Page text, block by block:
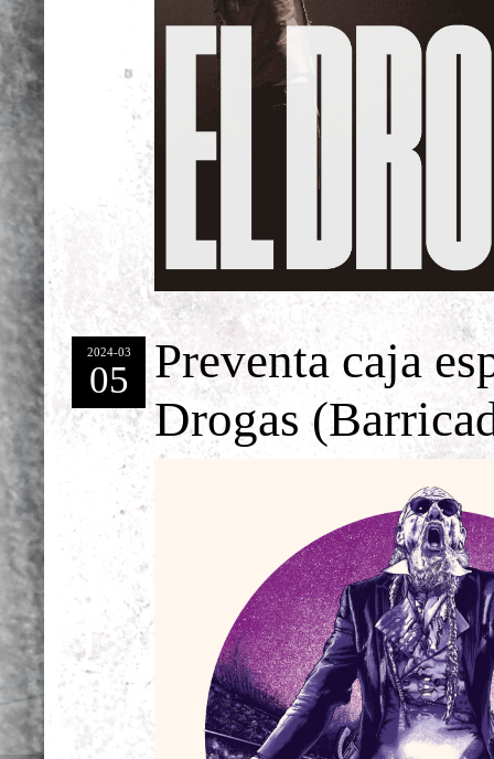
Preventa caja
Drogas
2024-03
05